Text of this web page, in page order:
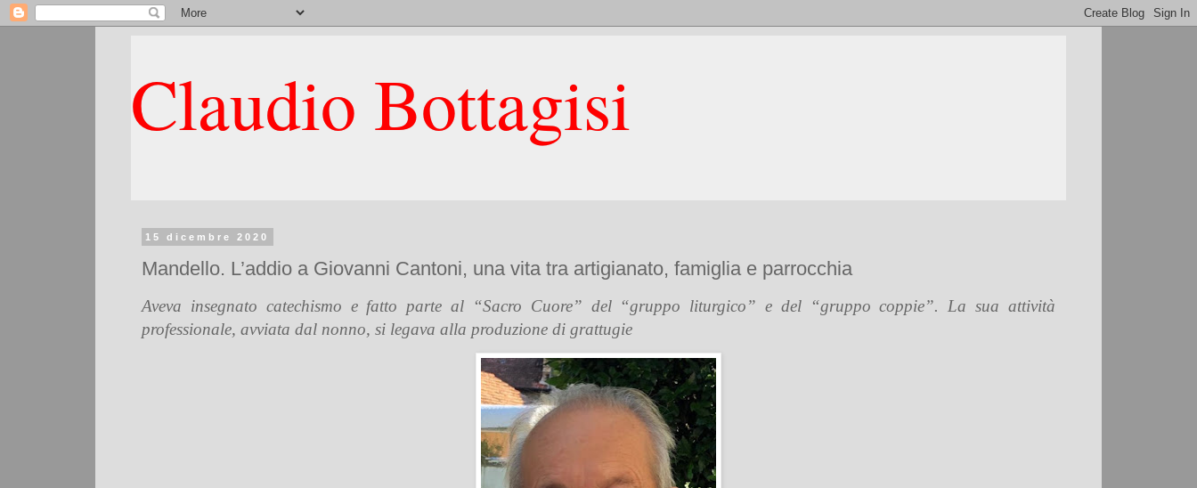
Claudio Bottagisi
15 dicembre 2020
Mandello. L’addio a Giovanni Cantoni, una vita tra artigianato, famiglia e parrocchia
Aveva insegnato catechismo e fatto parte al “Sacro Cuore” del “gruppo liturgico” e del “gruppo coppie”. La sua attività
professionale, avviata dal nonno, si legava alla produzione di grattugie